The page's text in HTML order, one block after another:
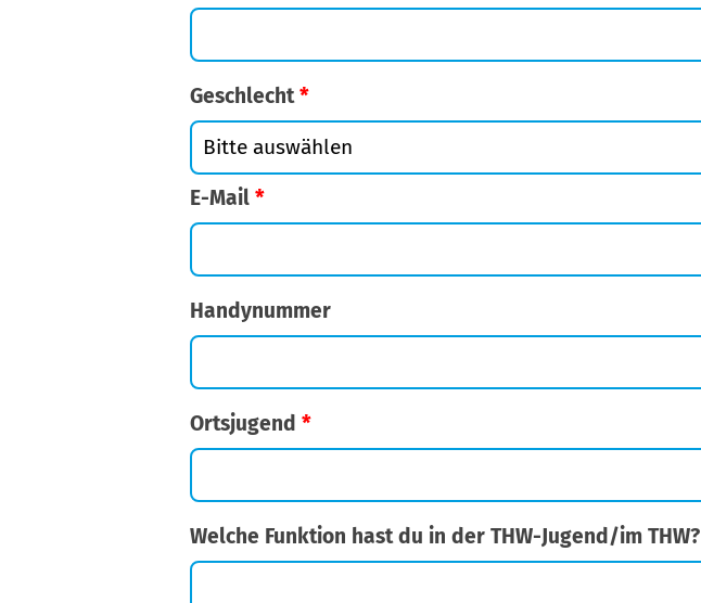
Geschlecht*
E-Mail*
Handynummer
Ortsjugend*
Welche Funktion hast du in der THW-Jugend/im THW?